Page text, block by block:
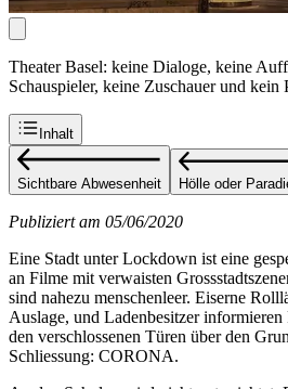
Theater Basel: keine Dialoge, keine
Schauspieler, keine Zuschauer und kein
Inhalt
Sichtbare Abwesenheit Hölle oder
Publiziert am 05/06/2020
Eine Stadt unter Lockdown ist eine
an Filme mit verwaisten
sind nahezu menschenleer. Eiserne
Auslage, und Ladenbesitzer informieren
den verschlossenen Türen über den
Schliessung: CORONA.